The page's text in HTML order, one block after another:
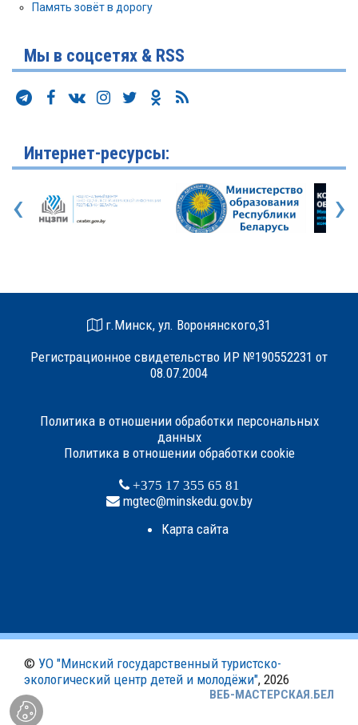
Память зовёт в дорогу
Мы в соцсетях & RSS
Интернет-ресурсы:
‹ ›
г.Минск, ул. Воронянского,31
Регистрационное свидетельство ИР №190552231 от
08.07.2004
Политика в отношении обработки персональных
данных
Политика в отношении обработки cookie
+375 17 355 65 81
mgtec@minskedu.gov.by
Карта сайта
© УО "Минский государственный туристско-
экологический центр детей и молодёжи", 2026
ВЕБ-МАСТЕРСКАЯ.БЕЛ